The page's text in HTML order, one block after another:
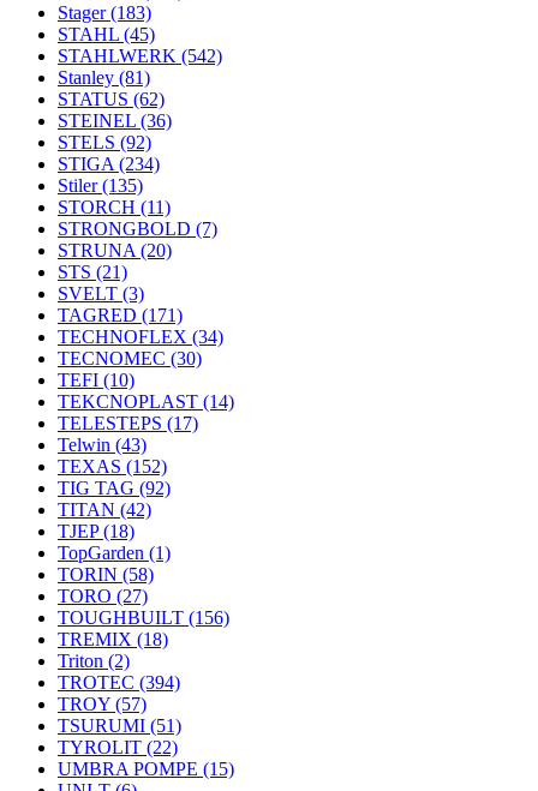
Stager(183)
STAHL (45)
STAHLWERK (542)
Stanley (81)
STATUS (62)
STEINEL (36)
STELS (92)
STIGA (234)
Stiler(135)
STORCH (11)
STRONGBOLD (7)
STRUNA (20)
STS (21)
SVELT (3)
TAGRED (171)
TECHNOFLEX (34)
TECNOMEC (30)
TEFI (10)
TEKCNOPLAST (14)
TELESTEPS (17)
Telwin (43)
TEXAS (152)
TIG TAG (92)
TITAN (42)
TJEP(18)
TopGarden (1)
TORIN (58)
TORO (27)
TOUGHBUILT (156)
TREMIX (18)
Triton (2)
TROTEC (394)
TROY (57)
TSURUMI (51)
TYROLIT (22)
UMBRA POMPE (15)